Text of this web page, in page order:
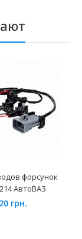
форсунок
АвтоВАЗ
грн.